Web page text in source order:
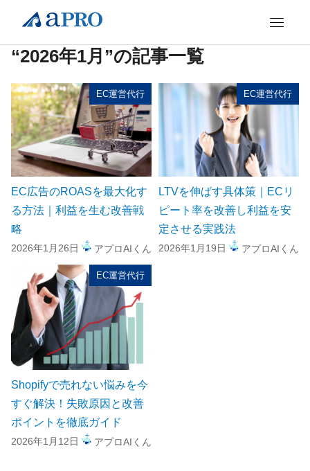
“2026年1月”の記事一覧
EC運営代行
EC広告のROASを最大化す
る方法｜利益を生む改善戦
略
2026年1月26日 アプロAIくん
EC運営代行
LTVを伸ばす具体策｜ECリ
ピート率を改善し利益を安
定させる実践法
2026年1月19日 アプロAIくん
EC運営代行
Shopifyで売れない悩みを今
すぐ解決！失敗原因と改善
ポイントを徹底ガイド
2026年1月12日 アプロAIくん